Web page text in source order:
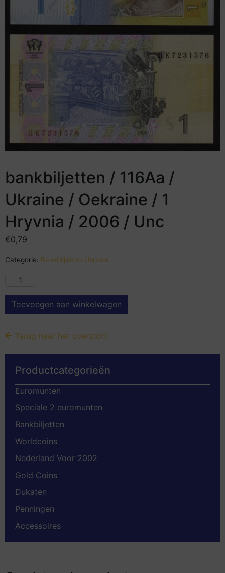
bankbiljetten / 116Aa /
Ukraine / Oekraine / 1
Hryvnia / 2006 / Unc
€0,79
Categorie: Bankbiljetten Ukraine
Toevoegen aan winkelwagen
Terug naar het overzicht
Productcategorieën
Euromunten
Speciale 2 euromunten
Bankbiljetten
Worldcoins
Nederland Voor 2002
Gold Coins
Dukaten
Penningen
Accessoires